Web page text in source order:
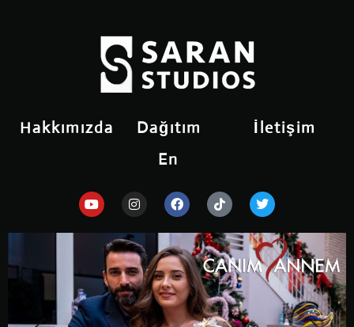
Hakkımızda Dağıtım
İletişim
En